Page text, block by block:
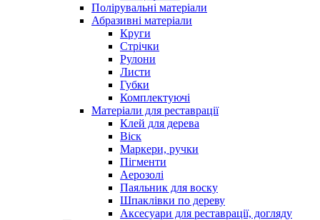
Полірувальні матеріали
Абразивні матеріали
Круги
Стрічки
Рулони
Листи
Губки
Комплектуючі
Матеріали для реставрації
Клей для дерева
Віск
Маркери, ручки
Пігменти
Аерозолі
Паяльник для воску
Шпаклівки по дереву
Аксесуари для реставрації, догляду